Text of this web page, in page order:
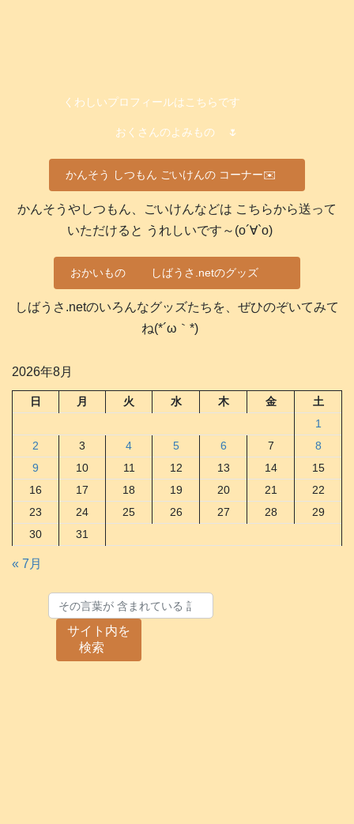
くわしいプロフィールはこちらです
おくさんのよみもの 🌷
かんそう しつもん ごいけんの コーナー✉️
かんそうやしつもん、ごいけんなどは こちらから送って
いただけると うれしいです～(о´∀`о)
おかいもの しばうさ.netのグッズ
しばうさ.netのいろんなグッズたちを、ぜひのぞいてみて
ね(*´ω｀*)
2026年8月
日 月 火 水 木 金
土
1
2
3 4 5 6 7
8
9
10 11 12 13 14
15
16
17 18 19 20 21
22
23
24 25 26 27 28
29
30
31
« 7月
サイト内を
検索